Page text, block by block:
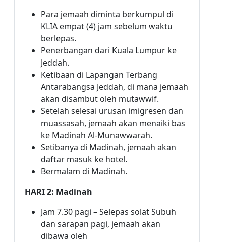
Para jemaah diminta berkumpul di
KLIA empat (4) jam sebelum waktu
berlepas.
Penerbangan dari Kuala Lumpur ke
Jeddah.
Ketibaan di Lapangan Terbang
Antarabangsa Jeddah, di mana jemaah
akan disambut oleh mutawwif.
Setelah selesai urusan imigresen dan
muassasah, jemaah akan menaiki bas
ke Madinah Al-Munawwarah.
Setibanya di Madinah, jemaah akan
daftar masuk ke hotel.
Bermalam di Madinah.
HARI 2: Madinah
Jam 7.30 pagi – Selepas solat Subuh
dan sarapan pagi, jemaah akan
dibawa oleh